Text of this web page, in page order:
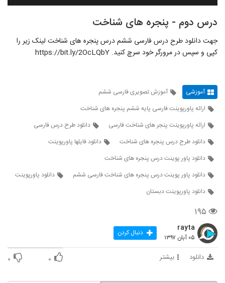
درس دوم - پنجره های شناخت
جهت دانلود طرح درس فارسی ششم درس پنجره های شناخت لینک زیر را
کپی و سپس در مرورگر خود سرچ کنید. https://bit.ly/2OcLQbY
آموزشی
آموزش تصویری فارسی ششم
ارائه پاورپوینت فارسی پایه ششم پنجره های شناخت
ارائه پاورپوینت پنجر های شناخت فارسی
دانلود طرح درس فارسی
دانلود طرح درس پنجره های شناخت
دانلود فایلها پاورپوینت
دانلود پاور پوینت درس پنجره های شناخت
دانلود پاور پوینت درس پنجره های شناخت فارسی ششم
دانلود پاورپوینت
دانلود پاورپوینت دبستان
۱۹۵
rayta
۰۵ آبان ۱۳۹۷ دنبال کردن
دانلود بیشتر ۰ ۰